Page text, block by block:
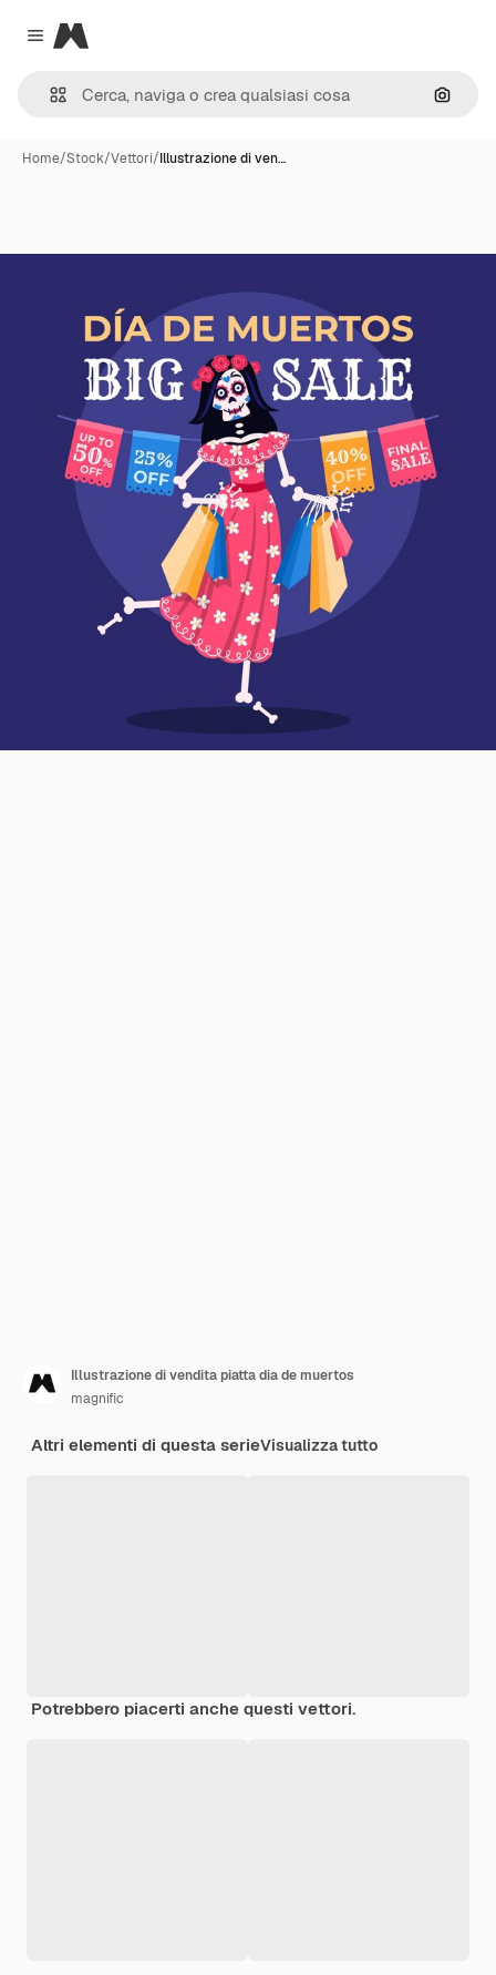
Close menu
Magnific
Cerca
Home/Stock/Vettori/Illustrazione di ven…
Illustrazione di vendita piatta dia de muertos
magnific
Altri elementi di questa serieVisualizza tutto
Potrebbero piacerti anche questi vettori.